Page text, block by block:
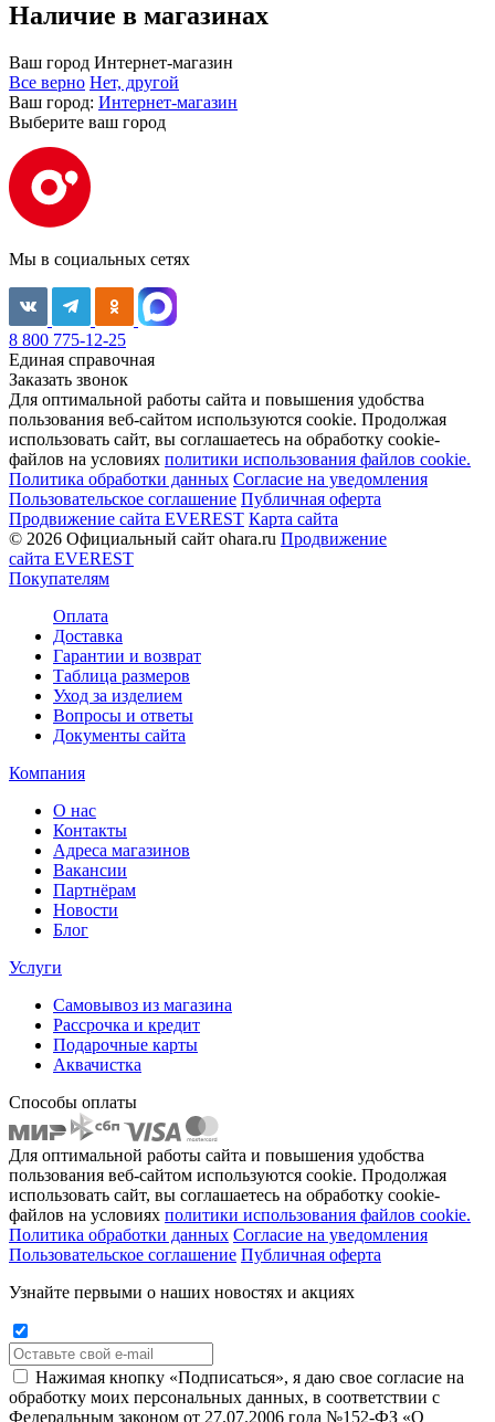
Наличие в магазинах
Ваш город Интернет-магазин
Все верно Нет, другой
Ваш город: Интернет-магазин
Выберите ваш город
Мы в социальных сетях
8 800 775-12-25
Единая справочная
Заказать звонок
Для оптимальной работы сайта и повышения удобства
пользования веб-сайтом используются cookie. Продолжая
использовать сайт, вы соглашаетесь на обработку cookie-
файлов на условиях политики использования файлов cookie.
Политика обработки данных Согласие на уведомления
Пользовательское соглашение Публичная оферта
Продвижение сайта EVEREST Карта сайта
© 2026 Официальный сайт ohara.ru Продвижение
сайта EVEREST
Покупателям
Оплата
Доставка
Гарантии и возврат
Таблица размеров
Уход за изделием
Вопросы и ответы
Документы сайта
Компания
О нас
Контакты
Адреса магазинов
Вакансии
Партнёрам
Новости
Блог
Услуги
Самовывоз из магазина
Рассрочка и кредит
Подарочные карты
Аквачистка
Способы оплаты
Для оптимальной работы сайта и повышения удобства
пользования веб-сайтом используются cookie. Продолжая
использовать сайт, вы соглашаетесь на обработку cookie-
файлов на условиях политики использования файлов cookie.
Политика обработки данных Согласие на уведомления
Пользовательское соглашение Публичная оферта
Узнайте первыми о наших новостях и акциях
Нажимая кнопку «Подписаться», я даю свое согласие на
обработку моих персональных данных, в соответствии с
Федеральным законом от 27.07.2006 года №152-ФЗ «О